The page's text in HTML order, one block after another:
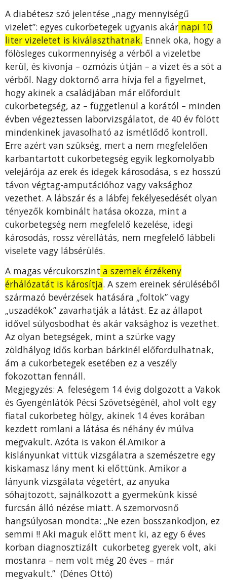
A diabétesz szó jelentése „nagy mennyiségű
vizelet”: egyes cukorbetegek ugyanis akár napi 10
liter vizeletet is kiválaszthatnak. Ennek oka, hogy a
fölösleges cukormennyiség a vérből a vizeletbe
kerül, és kivonja – ozmózis útján – a vizet és a sót a
vérből. Nagy doktornő arra hívja fel a figyelmet,
hogy akinek a családjában már előfordult
cukorbetegség, az – függetlenül a korától – minden
évben végeztessen laborvizsgálatot, de 40 év fölött
mindenkinek javasolható az ismétlődő kontroll.
Erre azért van szükség, mert a nem megfelelően
karbantartott cukorbetegség egyik legkomolyabb
velejárója az erek és idegek károsodása, s ez hosszú
távon végtag-amputációhoz vagy vaksághoz
vezethet. A lábszár és a lábfej fekélyesedését olyan
tényezők kombinált hatása okozza, mint a
cukorbetegség nem megfelelő kezelése, idegi
károsodás, rossz vérellátás, nem megfelelő lábbeli
viselete vagy lábsérülés.
A magas vércukorszint a szemek érzékeny
érhálózatát is károsítja. A szem ereinek sérüléséből
származó bevérzések hatására „foltok” vagy
„uszadékok” zavarhatják a látást. Ez az állapot
idővel súlyosbodhat és akár vaksághoz is vezethet.
Az olyan betegségek, mint a szürke vagy
zöldhályog idős korban bárkinél előfordulhatnak,
ám a cukorbetegek esetében ez a veszély
fokozottan fennáll.
Megjegyzés: A feleségem 14 évig dolgozott a Vakok
és Gyengénlátók Pécsi Szövetségénél, ahol volt egy
fiatal cukorbeteg hölgy, akinek 14 éves korában
kezdett romlani a látása és néhány év múlva
megvakult. Azóta is vakon él.Amikor a
kislányunkat vittük vizsgálatra a szemészetre egy
kiskamasz lány ment ki előttünk. Amikor a
lányunk vizsgálata végetért, az anyuka
sóhajtozott, sajnálkozott a gyermekünk kissé
furcsán álló nézése miatt. A szemorvosnő
hangsúlyosan mondta: „Ne ezen bosszankodjon, ez
semmi !! Aki maguk előtt ment ki, az egy 6 éves
korban diagnosztizált cukorbeteg gyerek volt, aki
mostanra – nem volt még 20 éves – már
megvakult.” (Dénes Ottó)